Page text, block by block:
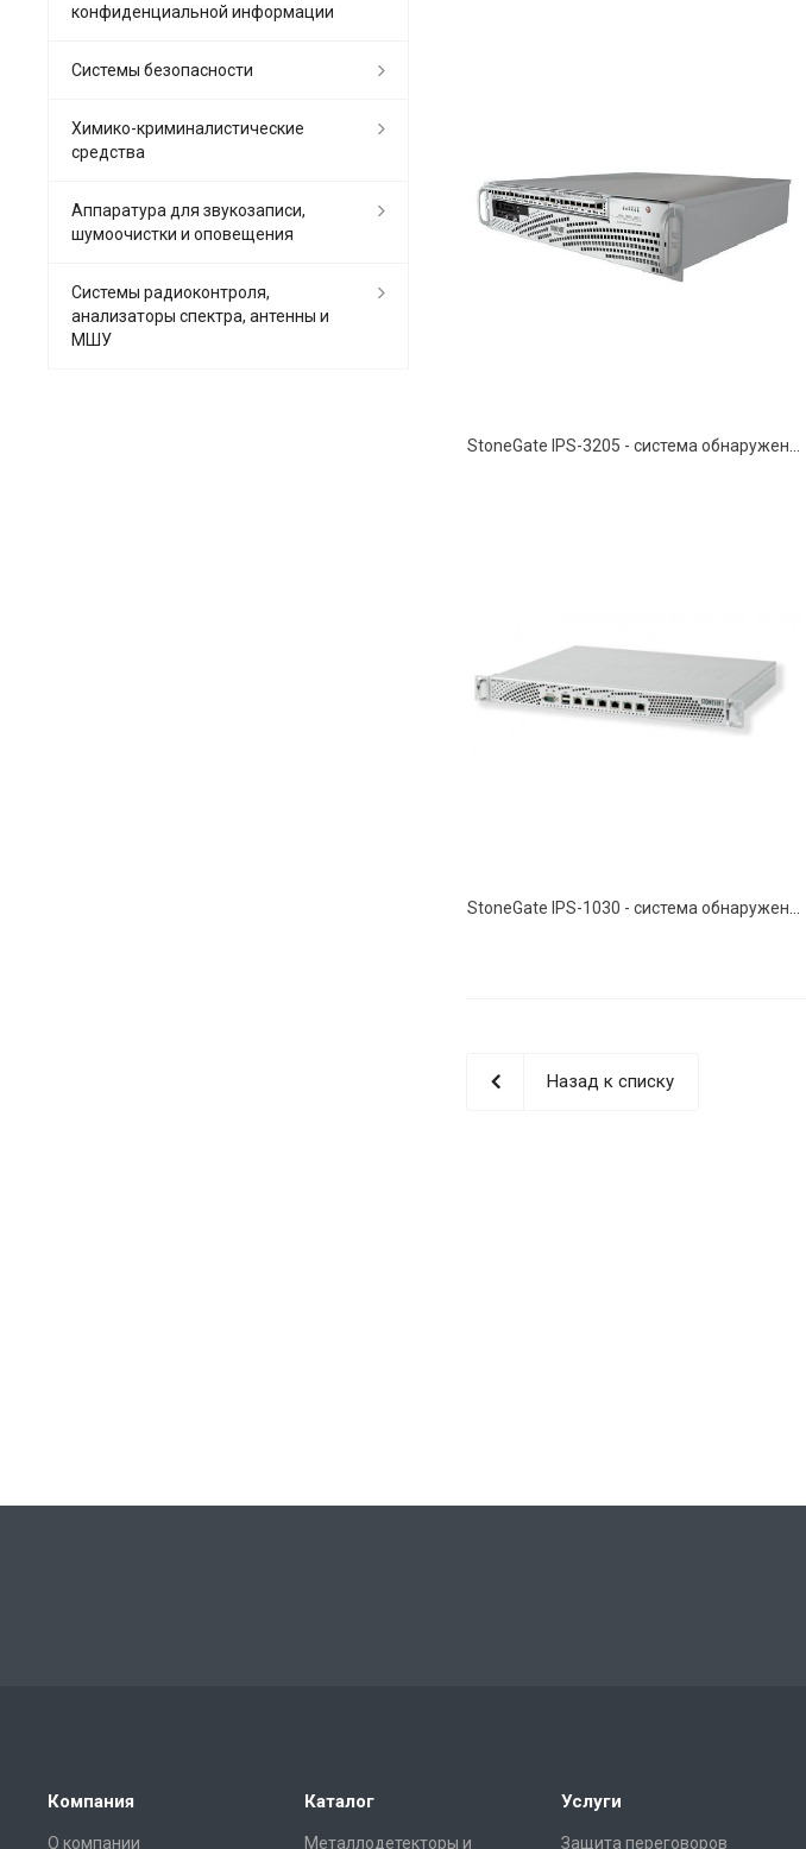
Назад к списку
конфиденциальной информации
Системы безопасности
Химико-криминалистические
средства
Аппаратура для звукозаписи,
шумоочистки и оповещения
Системы радиоконтроля,
анализаторы спектра, антенны и
МШУ
Компания
О компании
Каталог
Металлодетекторы и
Услуги
Защита переговоров